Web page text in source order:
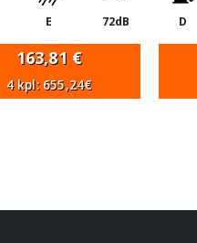
E 72dB
163,81 €
4 kpl: 655,24€
D